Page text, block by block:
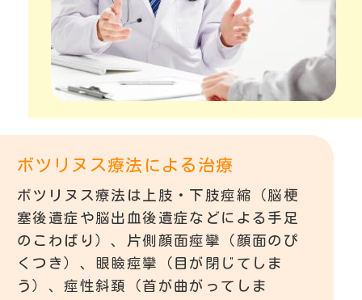
ボツリヌス療法による治療
ボツリヌス療法は上肢・下肢痙縮（脳梗
塞後遺症や脳出血後遺症などによる手足
のこわばり）、片側顔面痙攣（顔面のぴ
くつき）、眼瞼痙攣（目が閉じてしま
う）、痙性斜頚（首が曲がってしま